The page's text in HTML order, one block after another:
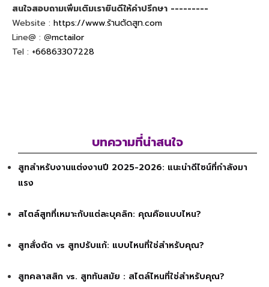
สนใจสอบถามเพิ่มเติมเรายินดีให้คำปรึกษา ---------
Website : https://www.ร้านตัดสูท.com
Line@ : @mctailor
Tel : +66863307228
บทความที่น่าสนใจ
สูทสำหรับงานแต่งงานปี 2025-2026: แนะนำดีไซน์ที่กำลังมา
แรง
สไตล์สูทที่เหมาะกับแต่ละบุคลิก: คุณคือแบบไหน?
สูทสั่งตัด vs สูทปรับแก้: แบบไหนที่ใช่สำหรับคุณ?
สูทคลาสสิก vs. สูททันสมัย : สไตล์ไหนที่ใช่สำหรับคุณ?